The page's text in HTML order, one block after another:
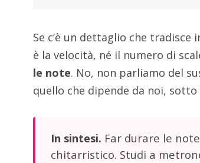
Se c’è un dettaglio che
è la velocità, né il numero di
le note. No, non parliamo del
quello che dipende da noi, sotto
In sintesi. Far durare le
chitarristico. Studi a